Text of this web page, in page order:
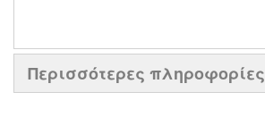
Περισσότερες πληροφορίες